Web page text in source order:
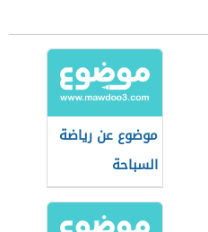
موضوع عن رياضة
السباحة